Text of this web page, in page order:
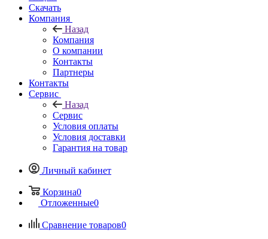
Скачать
Компания
Назад
Компания
О компании
Контакты
Партнеры
Контакты
Сервис
Назад
Сервис
Условия оплаты
Условия доставки
Гарантия на товар
Личный кабинет
Корзина0
Отложенные0
Сравнение товаров0